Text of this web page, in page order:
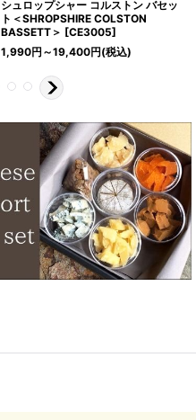
シュロップシャー コルストン バセッ
ト＜SHROPSHIRE COLSTON
BASSETT＞ [CE3005]
1,990円 ～19,400円(税込)